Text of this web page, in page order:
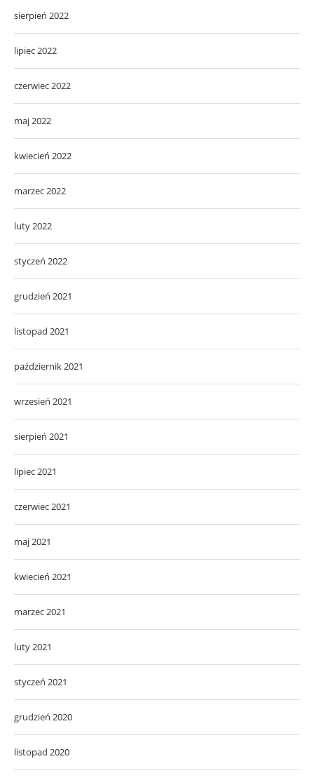
sierpień 2022
lipiec 2022
czerwiec 2022
maj 2022
kwiecień 2022
marzec 2022
luty 2022
styczeń 2022
grudzień 2021
listopad 2021
październik 2021
wrzesień 2021
sierpień 2021
lipiec 2021
czerwiec 2021
maj 2021
kwiecień 2021
marzec 2021
luty 2021
styczeń 2021
grudzień 2020
listopad 2020